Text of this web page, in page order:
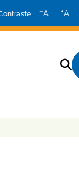
−A +A